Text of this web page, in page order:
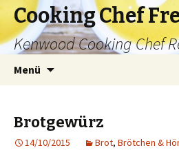
Cooking Chef
Kenwood Cooking Chef
Menü
Brotgewürz
14/10/2015 Brot, Brötchen &